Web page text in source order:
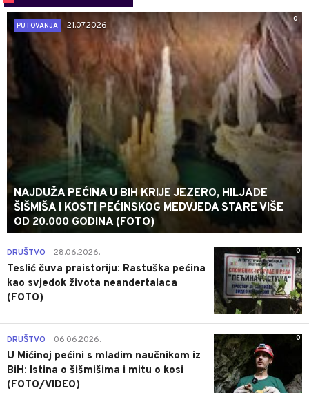
0
PUTOVANJA
21.07.2026.
NAJDUŽA PEĆINA U BIH KRIJE JEZERO, HILJADE
ŠIŠMIŠA I KOSTI PEĆINSKOG MEDVJEDA STARE VIŠE
OD 20.000 GODINA (FOTO)
0
DRUŠTVO 28.06.2026.
Teslić čuva praistoriju: Rastuška pećina
kao svjedok života neandertalaca
(FOTO)
0
DRUŠTVO 06.06.2026.
U Mićinoj pećini s mladim naučnikom iz
BiH: Istina o šišmišima i mitu o kosi
(FOTO/VIDEO)